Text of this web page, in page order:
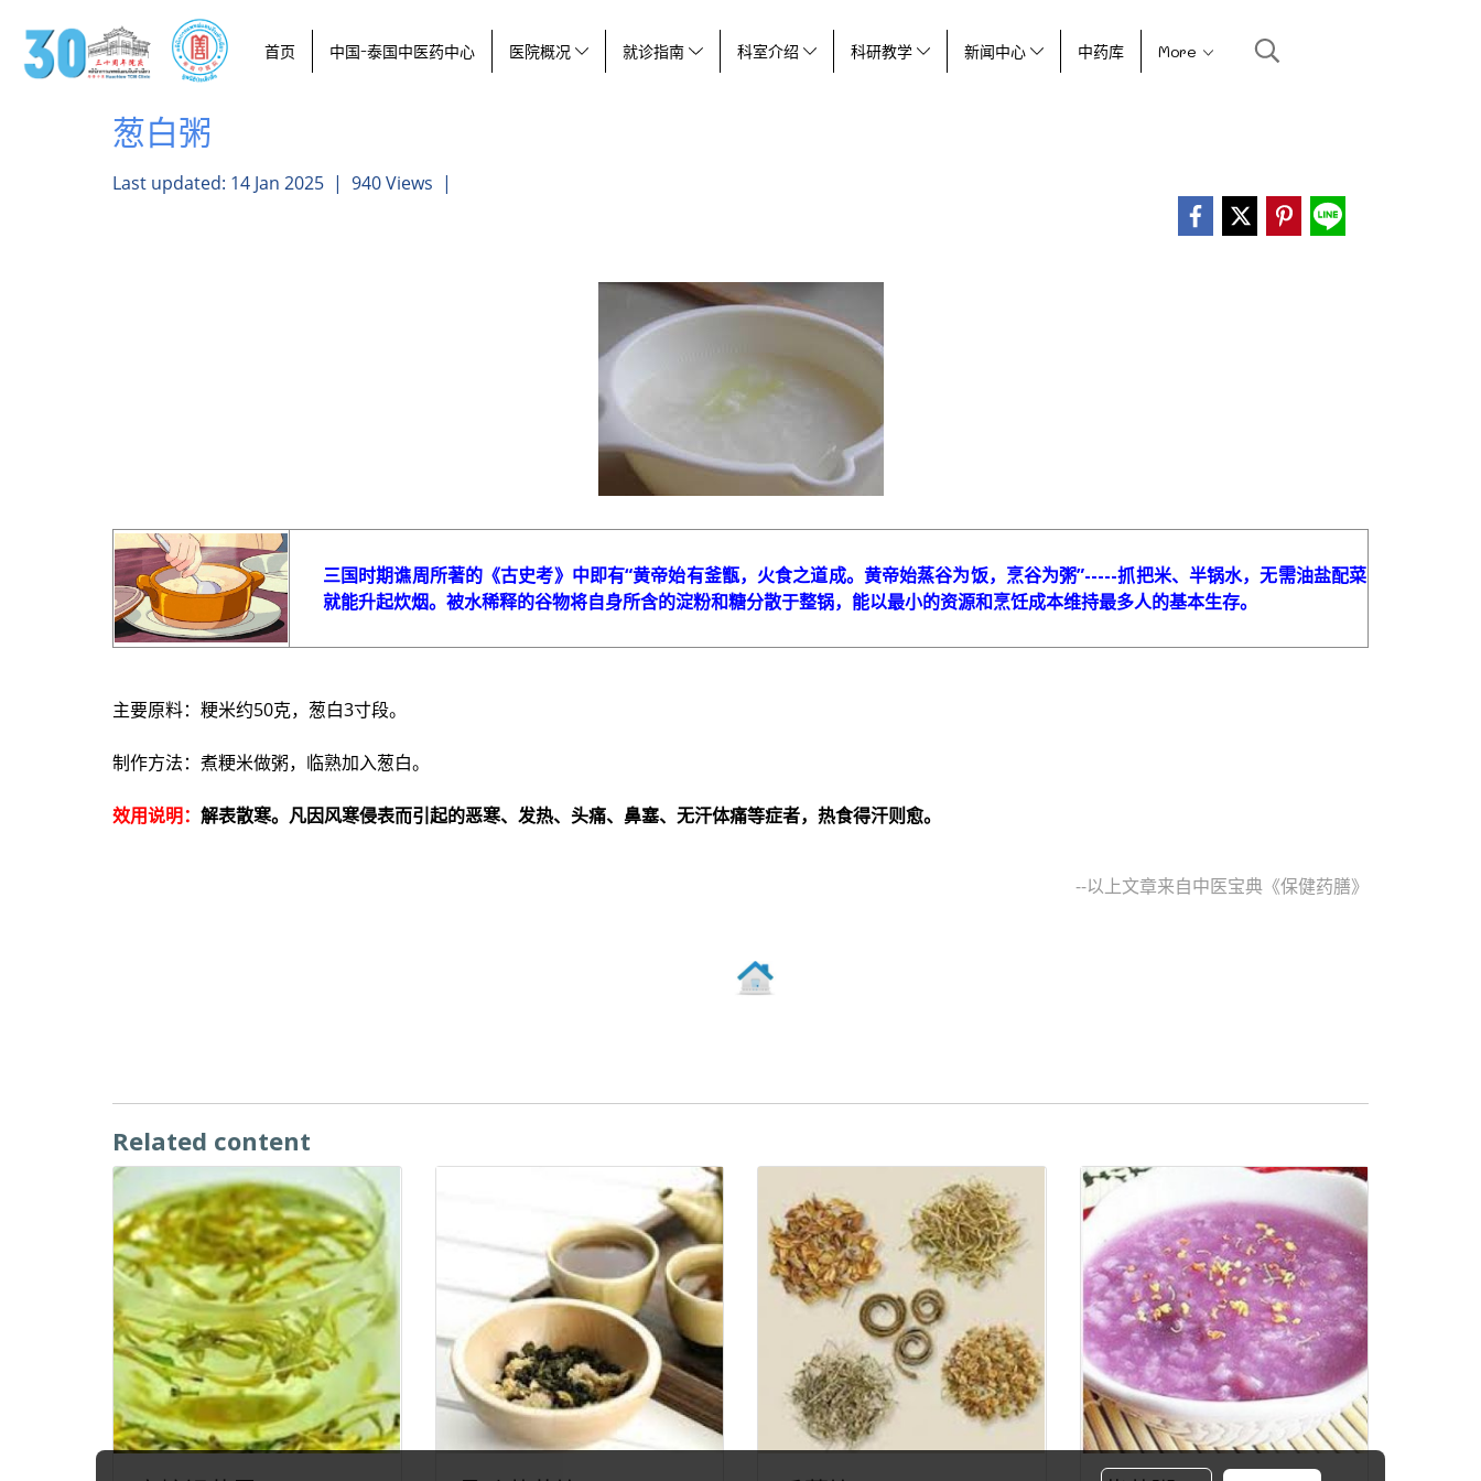
首页 中国-泰国中医药中心 医院概况 就诊指南 科室介绍 科研教学 新闻中心 中药库 More
葱白粥
Last updated: 14 Jan 2025 | 940 Views |
三国时期谯周所著的《古史考》中即有“黄帝始有釜甑，火食之道成。黄帝始蒸谷为饭，烹谷为粥”-----抓把米、半锅水，无需油盐配菜
就能升起炊烟。被水稀释的谷物将自身所含的淀粉和糖分散于整锅，能以最小的资源和烹饪成本维持最多人的基本生存。
主要原料：粳米约50克，葱白3寸段。
制作方法：煮粳米做粥，临熟加入葱白。
效用说明： 解表散寒。凡因风寒侵表而引起的恶寒、发热、头痛、鼻塞、无汗体痛等症者，热食得汗则愈。
--以上文章来自中医宝典《保健药膳》
Related content